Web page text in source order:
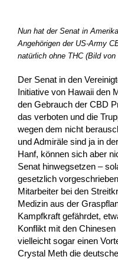
Nun hat der Senat in
Angehörigen der US-Army
natürlich ohne THC (Bild
Der Senat in den
Initiative von Hawaii den
den Gebrauch der CBD
das verboten und die
wegen dem nicht
und Admiräle sind ja in
Hanf, können sich aber
Senat hinwegsetzen –
gesetzlich
Mitarbeiter bei den
Medizin aus der
Kampfkraft gefährdet,
Konflikt mit den
vielleicht sogar einen
Crystal Meth die